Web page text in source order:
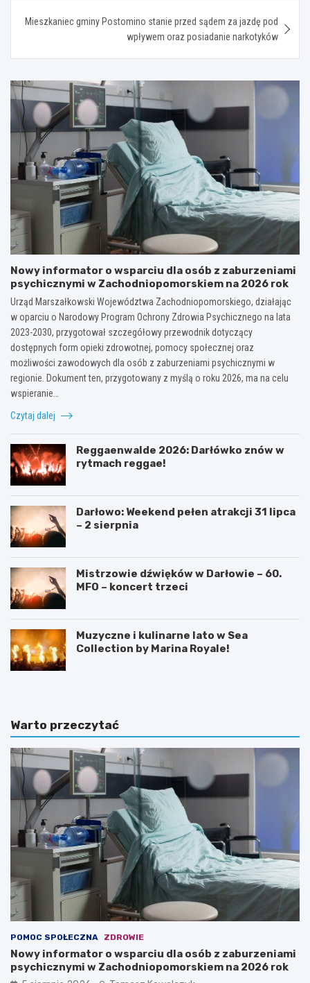
Mieszkaniec gminy Postomino stanie przed sądem za jazdę pod
wpływem oraz posiadanie narkotyków
Nowy informator o wsparciu dla osób z zaburzeniami
psychicznymi w Zachodniopomorskiem na 2026 rok
Urząd Marszałkowski Województwa Zachodniopomorskiego, działając
w oparciu o Narodowy Program Ochrony Zdrowia Psychicznego na lata
2023-2030, przygotował szczegółowy przewodnik dotyczący
dostępnych form opieki zdrowotnej, pomocy społecznej oraz
możliwości zawodowych dla osób z zaburzeniami psychicznymi w
regionie. Dokument ten, przygotowany z myślą o roku 2026, ma na celu
wspieranie…
Czytaj dalej
Reggaenwalde 2026: Darłówko znów w
rytmach reggae!
Darłowo: Weekend pełen atrakcji 31 lipca
– 2 sierpnia
Mistrzowie dźwięków w Darłowie – 60.
MFO – koncert trzeci
Muzyczne i kulinarne lato w Sea
Collection by Marina Royale!
Warto przeczytać
POMOC SPOŁECZNA ZDROWIE
Nowy informator o wsparciu dla osób z zaburzeniami
psychicznymi w Zachodniopomorskiem na 2026 rok